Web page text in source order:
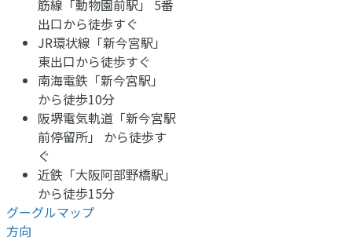
筋線「動物園前駅」 5番
出口から徒歩すぐ
JR環状線「新今宮駅」
東出口から徒歩すぐ
南海電鉄「新今宮駅」
から徒歩10分
阪堺電気軌道「新今宮駅
前停留所」 から徒歩す
ぐ
近鉄「大阪阿部野橋駅」
から徒歩15分
グーグルマップ
方向